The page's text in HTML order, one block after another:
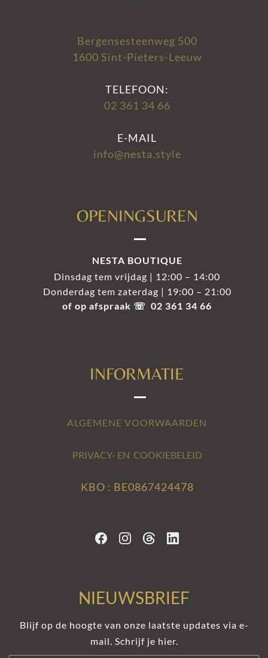
Bergensesteenweg 500
1600 Sint-Pieters-Leeuw
TELEFOON:
02 361 34 66
E-MAIL
info@nesta.style
OPENINGSUREN
NESTA BOUTIQUE
Dinsdag tem vrijdag | 12:00 – 14:00
Donderdag tem zaterdag | 19:00 – 21:00
of op afspraak ☏ 02 361 34 66
INFORMATIE
ALGEMENE VOORWAARDEN
PRIVACY- EN COOKIEBELEID
KBO : BE0867424478
NIEUWSBRIEF
Blijf op de hoogte van onze laatste updates via e-
mail. Schrijf je hier.